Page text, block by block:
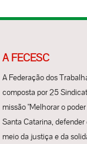
A FECESC
A Federação dos
composta por 25
missão "Melhorar o
Santa Catarina,
meio da justiça e da